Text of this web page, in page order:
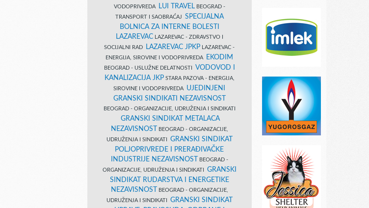
VODOPRIVREDA
LUI TRAVELBEOGRAD -
TRANSPORT I SAOBRAĆAJ SPECIJALNA
BOLNICA ZA INTERNE BOLESTI
LAZAREVACLAZAREVAC - ZDRAVSTVO I
SOCIJALNI RAD
LAZAREVAC JPKP LAZAREVAC -
ENERGIJA, SIROVINE I VODOPRIVREDA
EKODIM
BEOGRAD - USLUŽNE DELATNOSTI VODOVOD I
KANALIZACIJA JKPSTARA PAZOVA - ENERGIJA,
SIROVINE I VODOPRIVREDA UJEDINJENI
GRANSKI SINDIKATI NEZAVISNOST
BEOGRAD - ORGANIZACIJE, UDRUŽENJA I SINDIKATI
GRANSKI SINDIKAT METALACA
NEZAVISNOST
BEOGRAD - ORGANIZACIJE,
UDRUŽENJA I SINDIKATI GRANSKI SINDIKAT
POLJOPRIVREDE I PRERAĐIVAČKE
INDUSTRIJE NEZAVISNOST
BEOGRAD -
ORGANIZACIJE, UDRUŽENJA I SINDIKATI GRANSKI
SINDIKAT RUDARSTVA I ENERGETIKE
NEZAVISNOST
BEOGRAD - ORGANIZACIJE,
UDRUŽENJA I SINDIKATI GRANSKI SINDIKAT